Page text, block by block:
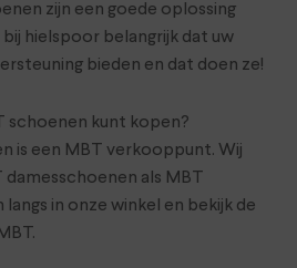
zijn een goede oplossing
hielspoor belangrijk dat uw
bieden en dat doen ze!
schoenen kunt kopen?
is een MBT verkooppunt. Wij
als MBT
in onze winkel en bekijk de